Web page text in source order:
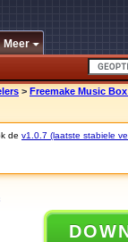
Meer
> Freemake Music Box
de v1.0.7 (laatste stabiele